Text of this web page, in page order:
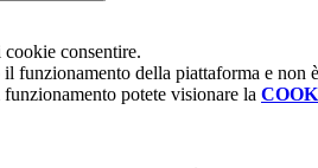
cookie consentire.
funzionamento della piattaforma e non
potete visionare la